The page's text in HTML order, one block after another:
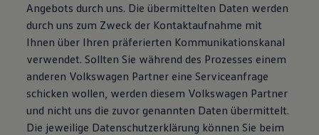
Angebots durch uns. Die übermittelten Daten werden
durch uns zum Zweck der Kontaktaufnahme mit
Ihnen über Ihren präferierten Kommunikationskanal
verwendet. Sollten Sie während des Prozesses einem
anderen Volkswagen Partner eine Serviceanfrage
schicken wollen, werden diesem Volkswagen Partner
und nicht uns die zuvor genannten Daten übermittelt.
Die jeweilige Datenschutzerklärung können Sie beim